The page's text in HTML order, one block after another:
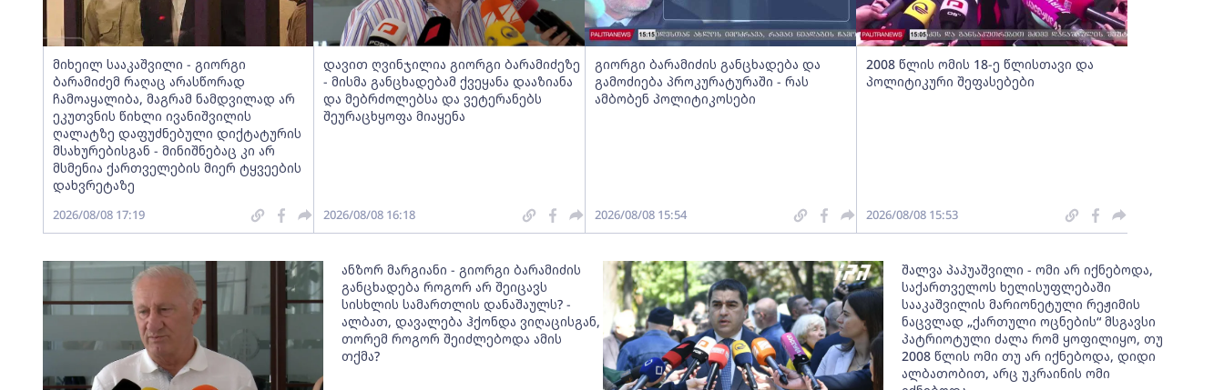
მიხეილ სააკაშვილი - გიორგი
ბარამიძემ რაღაც არასწორად
ჩამოაყალიბა, მაგრამ ნამდვილად არ
ეკუთვნის წიხლი ივანიშვილის
ღალატზე დაფუძნებული დიქტატურის
მსახურებისგან - მინიშნებაც კი არ
მსმენია ქართველების მიერ ტყვეების
დახვრეტაზე
2026/08/08 17:19
დავით ღვინჯილია გიორგი ბარამიძეზე
- მისმა განცხადებამ ქვეყანა დააზიანა
და მებრძოლებსა და ვეტერანებს
შეურაცხყოფა მიაყენა
2026/08/08 16:18
გიორგი ბარამიძის განცხადება და
გამოძიება პროკურატურაში - რას
ამბობენ პოლიტიკოსები
2026/08/08 15:54
2008 წლის ომის 18-ე წლისთავი და
პოლიტიკური შეფასებები
2026/08/08 15:53
ანზორ მარგიანი - გიორგი ბარამიძის
განცხადება როგორ არ შეიცავს
სისხლის სამართლის დანაშაულს? -
ალბათ, დავალება ჰქონდა ვიღაცისგან,
თორემ როგორ შეიძლებოდა ამის
თქმა?
შალვა პაპუაშვილი - ომი არ იქნებოდა,
საქართველოს ხელისუფლებაში
სააკაშვილის მარიონეტული რეჟიმის
ნაცვლად „ქართული ოცნების“ მსგავსი
პატრიოტული ძალა რომ ყოფილიყო, თუ
2008 წლის ომი თუ არ იქნებოდა, დიდი
ალბათობით, არც უკრაინის ომი